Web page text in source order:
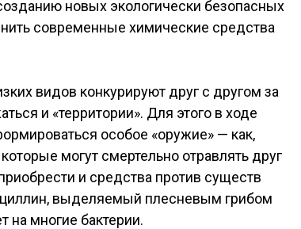
новых экологически безопасных
современные химические средства
видов конкурируют друг с другом за
и «территории». Для этого в ходе
особое «оружие» — как,
могут смертельно отравлять друг
и средства против существ
выделяемый плесневым грибом
на многие бактерии.